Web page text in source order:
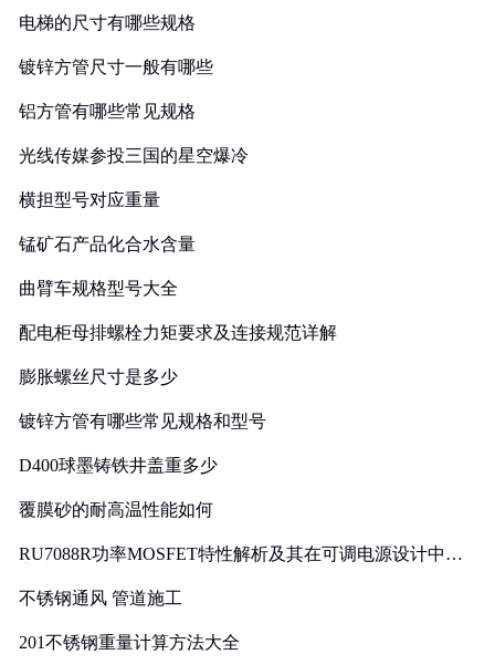
电梯的尺寸有哪些规格
镀锌方管尺寸一般有哪些
铝方管有哪些常见规格
光线传媒参投三国的星空爆冷
横担型号对应重量
锰矿石产品化合水含量
曲臂车规格型号大全
配电柜母排螺栓力矩要求及连接规范详解
膨胀螺丝尺寸是多少
镀锌方管有哪些常见规格和型号
D400球墨铸铁井盖重多少
覆膜砂的耐高温性能如何
RU7088R功率MOSFET特性解析及其在可调电源设计中的
不锈钢通风 管道施工
201不锈钢重量计算方法大全